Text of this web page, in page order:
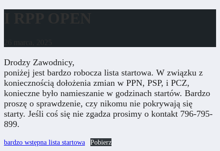
Drodzy Zawodnicy,
poniżej jest bardzo robocza lista startowa. W związku z
koniecznością dołożenia zmian w PPN, PSP, i PCZ,
konieczne było namieszanie w godzinach startów. Bardzo
proszę o sprawdzenie, czy nikomu nie pokrywają się
starty. Jeśli coś się nie zgadza prosimy o kontakt 796-795-
899.
bardzo wstępna lista startowa Pobierz